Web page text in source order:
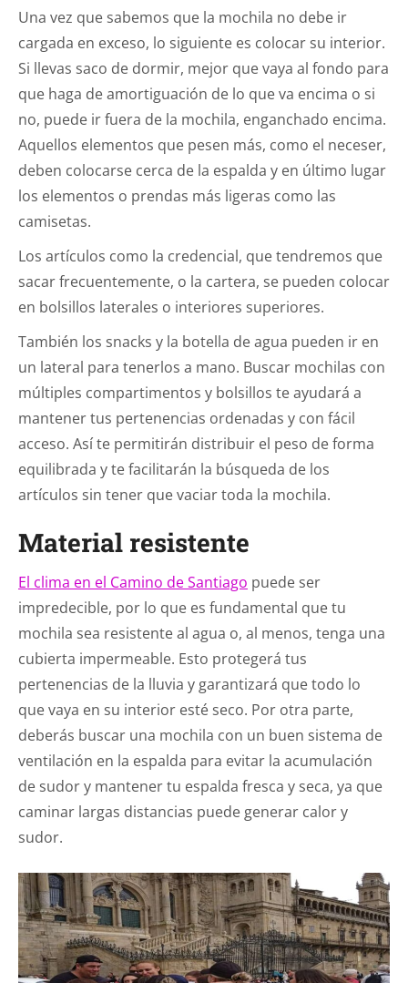
Una vez que sabemos que la mochila no debe ir
cargada en exceso, lo siguiente es colocar su interior.
Si llevas saco de dormir, mejor que vaya al fondo para
que haga de amortiguación de lo que va encima o si
no, puede ir fuera de la mochila, enganchado encima.
Aquellos elementos que pesen más, como el neceser,
deben colocarse cerca de la espalda y en último lugar
los elementos o prendas más ligeras como las
camisetas.
Los artículos como la credencial, que tendremos que
sacar frecuentemente, o la cartera, se pueden colocar
en bolsillos laterales o interiores superiores.
También los snacks y la botella de agua pueden ir en
un lateral para tenerlos a mano. Buscar mochilas con
múltiples compartimentos y bolsillos te ayudará a
mantener tus pertenencias ordenadas y con fácil
acceso. Así te permitirán distribuir el peso de forma
equilibrada y te facilitarán la búsqueda de los
artículos sin tener que vaciar toda la mochila.
Material resistente
El clima en el Camino de Santiago puede ser
impredecible, por lo que es fundamental que tu
mochila sea resistente al agua o, al menos, tenga una
cubierta impermeable. Esto protegerá tus
pertenencias de la lluvia y garantizará que todo lo
que vaya en su interior esté seco. Por otra parte,
deberás buscar una mochila con un buen sistema de
ventilación en la espalda para evitar la acumulación
de sudor y mantener tu espalda fresca y seca, ya que
caminar largas distancias puede generar calor y
sudor.